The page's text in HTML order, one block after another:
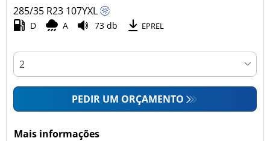
285/35 R23 107YXL
D A 73 db EPREL
PEDIR UM ORÇAMENTO
Mais informações